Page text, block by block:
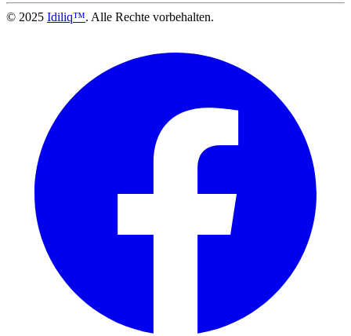
© 2025 Idiliq™. Alle Rechte vorbehalten.